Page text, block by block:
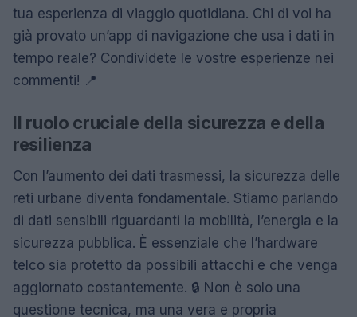
tua esperienza di viaggio quotidiana. Chi di voi ha
già provato un’app di navigazione che usa i dati in
tempo reale? Condividete le vostre esperienze nei
commenti! 📍
Il ruolo cruciale della sicurezza e della
resilienza
Con l’aumento dei dati trasmessi, la sicurezza delle
reti urbane diventa fondamentale. Stiamo parlando
di dati sensibili riguardanti la mobilità, l’energia e la
sicurezza pubblica. È essenziale che l’hardware
telco sia protetto da possibili attacchi e che venga
aggiornato costantemente. 🔒 Non è solo una
questione tecnica, ma una vera e propria